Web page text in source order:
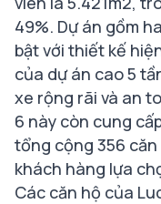
49%. Dự án gồm
bật với thiết kế
của dự án cao 5
xe rộng rãi và an
6 này còn cung
tổng cộng 356
khách hàng lựa
Các căn hộ của